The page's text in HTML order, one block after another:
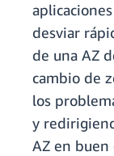
desviar
de una AZ
cambio de
los
y
AZ en buen